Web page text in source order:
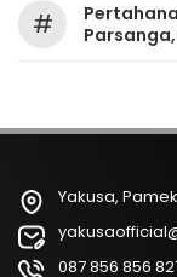
#
Yakusa,
087 856 856